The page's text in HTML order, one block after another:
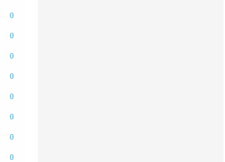
0
0
0
0
0
0
0
0